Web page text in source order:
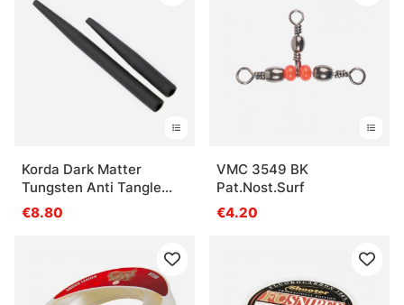
Korda Dark Matter
Tungsten Anti Tangle
Sleeve
€8.80
VMC 3549 BK
Pat.Nost.Surf
€4.20